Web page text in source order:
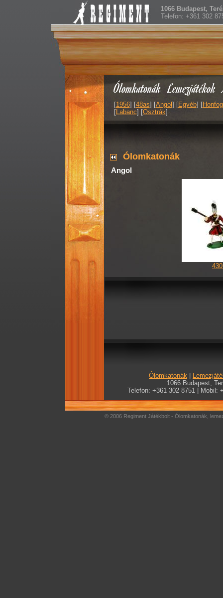
Ólomkatonák Lemezjátékok
1066 Budapest,
Telefon: +361 302
[1956] [48as] [Angol ] [Egyéb] [
[Labanc] [Osztrák]
Ólomkatonák
Angol
Ólomkatonák
1066 Budapest,
Telefon: +361 302 8751 | Mobil:
© 2006 Regiment Játékbolt - Ólomkatonák,